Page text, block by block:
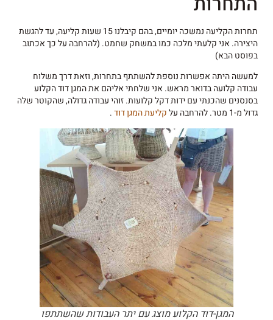
תחרות הקליעה נמשכה יומיים, בהם קיבלנו 15 שעות קליעה, עד להגשת
היצירה. אני קלעתי מלכה כמו במשחק שחמט. (להרחבה על כך אכתוב
בפוסט הבא)
למעשה היתה אפשרות נוספת להשתתף בתחרות, וזאת דרך משלוח
עבודה קלועה בדואר מראש. אני שלחתי אליהם את המגן דוד הקלוע
בסנסנים שהכנתי עם ידות דקל קלועות. זוהי עבודה גדולה, שהקוטר שלה
גדול מ-1 מטר. להרחבה על
קליעת המגן דוד.
המגן-דוד הקלוע מוצג עם יתר העבודות שהשתתפו